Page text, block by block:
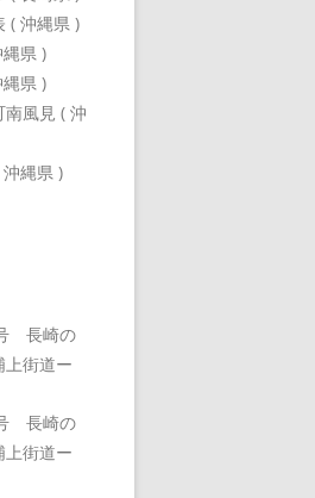
沖縄県 )
県 )
県 )
風見 ( 沖
縄県 )
長崎の
街道ー
長崎の
街道ー